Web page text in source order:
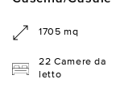
1705 mq
22 Camere da
letto